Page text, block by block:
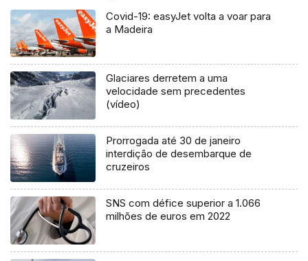
Covid-19: easyJet volta a voar para
a Madeira
Glaciares derretem a uma
velocidade sem precedentes
(vídeo)
Prorrogada até 30 de janeiro
interdição de desembarque de
cruzeiros
SNS com défice superior a 1.066
milhões de euros em 2022